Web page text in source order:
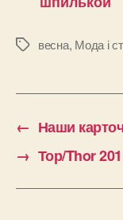
Позначки
весна, Мода і
← Наши
→ Тор/Thor